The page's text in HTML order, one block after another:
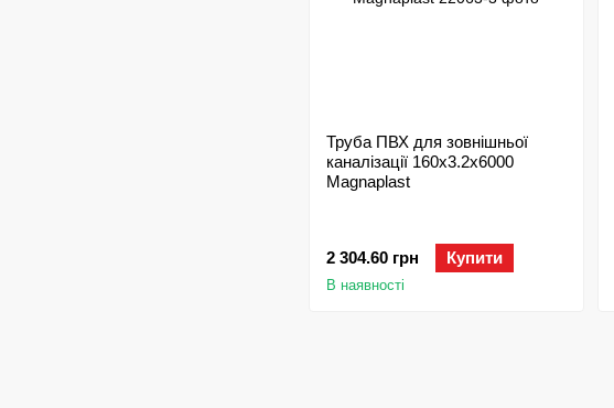
Труба ПВХ для зовнішньої
каналізації 160х3.2x6000
Magnaplast
2 304.60 грн Купити
В наявності